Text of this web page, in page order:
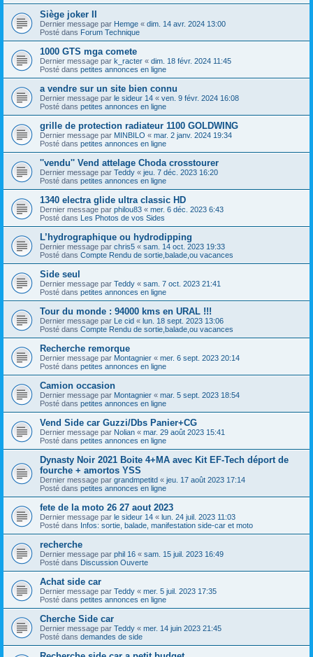
Siège joker II
Dernier message par Hemge « dim. 14 avr. 2024 13:00
Posté dans Forum Technique
1000 GTS mga comete
Dernier message par k_racter « dim. 18 févr. 2024 11:45
Posté dans petites annonces en ligne
a vendre sur un site bien connu
Dernier message par le sideur 14 « ven. 9 févr. 2024 16:08
Posté dans petites annonces en ligne
grille de protection radiateur 1100 GOLDWING
Dernier message par MINBILO « mar. 2 janv. 2024 19:34
Posté dans petites annonces en ligne
''vendu'' Vend attelage Choda crosstourer
Dernier message par Teddy « jeu. 7 déc. 2023 16:20
Posté dans petites annonces en ligne
1340 electra glide ultra classic HD
Dernier message par philou83 « mer. 6 déc. 2023 6:43
Posté dans Les Photos de vos Sides
L’hydrographique ou hydrodipping
Dernier message par chris5 « sam. 14 oct. 2023 19:33
Posté dans Compte Rendu de sortie,balade,ou vacances
Side seul
Dernier message par Teddy « sam. 7 oct. 2023 21:41
Posté dans petites annonces en ligne
Tour du monde : 94000 kms en URAL !!!
Dernier message par Le cid « lun. 18 sept. 2023 13:06
Posté dans Compte Rendu de sortie,balade,ou vacances
Recherche remorque
Dernier message par Montagnier « mer. 6 sept. 2023 20:14
Posté dans petites annonces en ligne
Camion occasion
Dernier message par Montagnier « mar. 5 sept. 2023 18:54
Posté dans petites annonces en ligne
Vend Side car Guzzi/Dbs Panier+CG
Dernier message par Nolian « mar. 29 août 2023 15:41
Posté dans petites annonces en ligne
Dynasty Noir 2021 Boite 4+MA avec Kit EF-Tech déport de
fourche + amortos YSS
Dernier message par grandmpetitd « jeu. 17 août 2023 17:14
Posté dans petites annonces en ligne
fete de la moto 26 27 aout 2023
Dernier message par le sideur 14 « lun. 24 juil. 2023 11:03
Posté dans Infos: sortie, balade, manifestation side-car et moto
recherche
Dernier message par phil 16 « sam. 15 juil. 2023 16:49
Posté dans Discussion Ouverte
Achat side car
Dernier message par Teddy « mer. 5 juil. 2023 17:35
Posté dans petites annonces en ligne
Cherche Side car
Dernier message par Teddy « mer. 14 juin 2023 21:45
Posté dans demandes de side